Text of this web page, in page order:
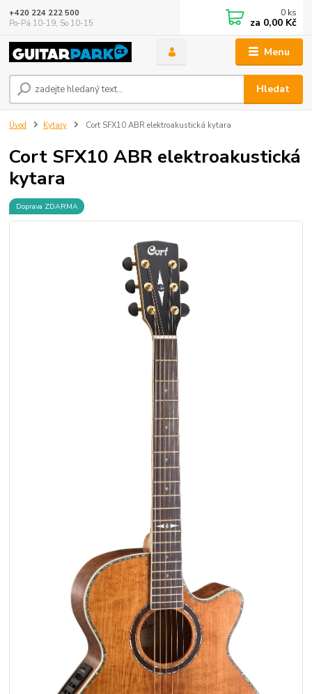
Menu
Hledat
+420 224 222 500
Po-Pá 10-19, So 10-15
0 ks
za 0,00 Kč
Úvod Kytary Cort SFX10 ABR elektroakustická kytara
Cort SFX10 ABR elektroakustická
kytara
Doprava ZDARMA